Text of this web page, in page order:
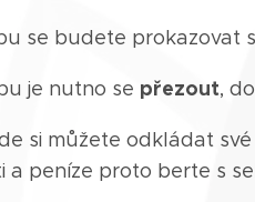
se budete prokazovat
je nutno se přezout,
si můžete odkládat
a peníze proto berte s